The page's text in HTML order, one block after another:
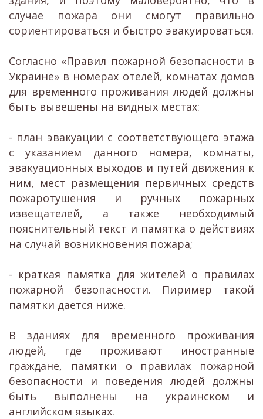
случае пожара они смогут правильно
сориентироваться и быстро эвакуироваться.
Согласно «Правил пожарной безопасности в
Украине» в номерах отелей, комнатах домов
для временного проживания людей должны
быть вывешены на видных местах:
- план эвакуации с соответствующего этажа
с указанием данного номера, комнаты,
эвакуационных выходов и путей движения к
ним, мест размещения первичных средств
пожаротушения и ручных пожарных
извещателей, а также необходимый
пояснительный текст и памятка о действиях
на случай возникновения пожара;
- краткая памятка для жителей о правилах
пожарной безопасности. Пиример такой
памятки дается ниже.
В зданиях для временного проживания
людей, где проживают иностранные
граждане, памятки о правилах пожарной
безопасности и поведения людей должны
быть выполнены на украинском и
английском языках.